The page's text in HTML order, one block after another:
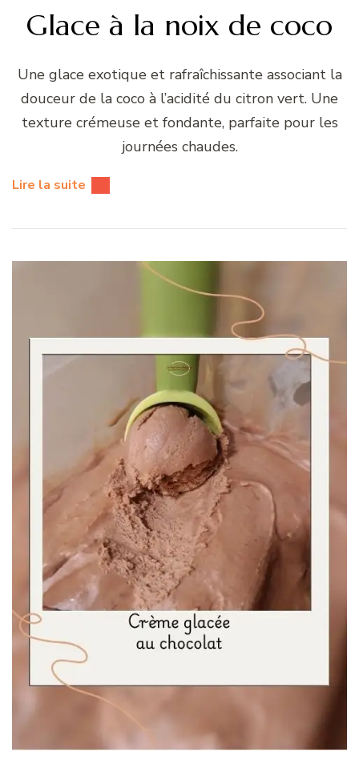
Glace à la noix de coco
Une glace exotique et rafraîchissante associant la
douceur de la coco à l’acidité du citron vert. Une
texture crémeuse et fondante, parfaite pour les
journées chaudes.
Lire la suite